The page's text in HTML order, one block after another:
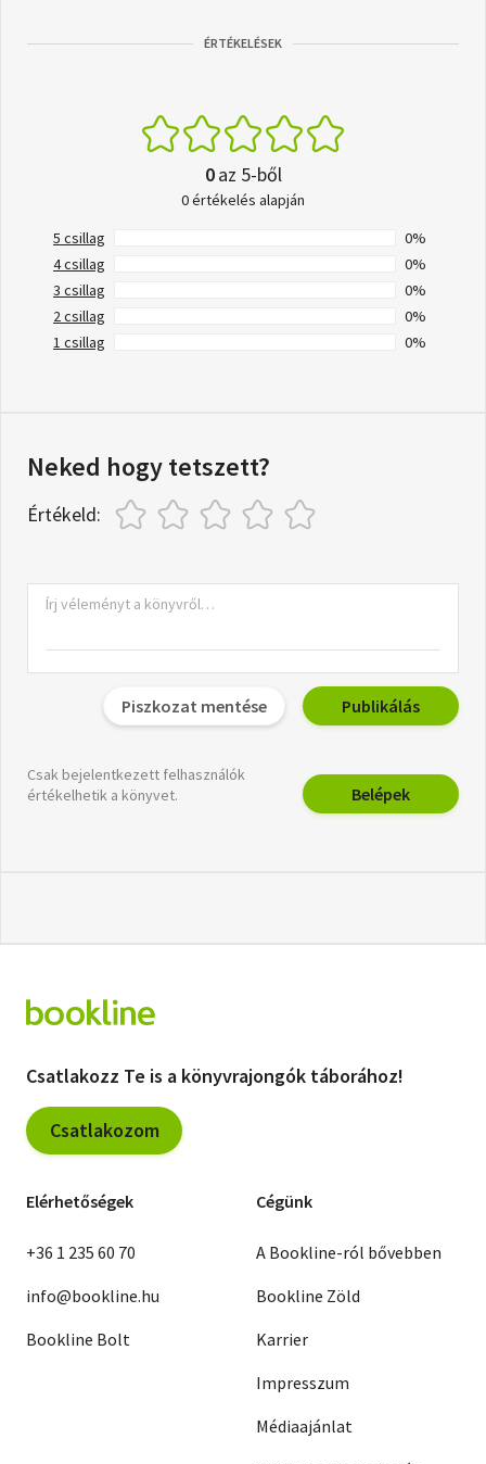
ÉRTÉKELÉSEK
0az 5-ből
0 értékelés alapján
5 csillag
0%
4 csillag
0%
3 csillag
0%
2 csillag
0%
1 csillag
0%
Neked hogy tetszett?
Értékeld:
Piszkozat mentése Publikálás
Csak bejelentkezett felhasználók
értékelhetik a könyvet.
Belépek
Csatlakozz Te is a könyvrajongók táborához!
Csatlakozom
Elérhetőségek
+36 1 235 60 70
info@bookline.hu
Bookline Bolt
Cégünk
A Bookline-ról bővebben
Bookline Zöld
Karrier
Impresszum
Médiaajánlat